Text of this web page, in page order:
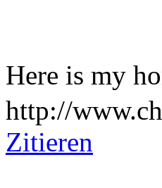
Here is my
http://
Zitieren